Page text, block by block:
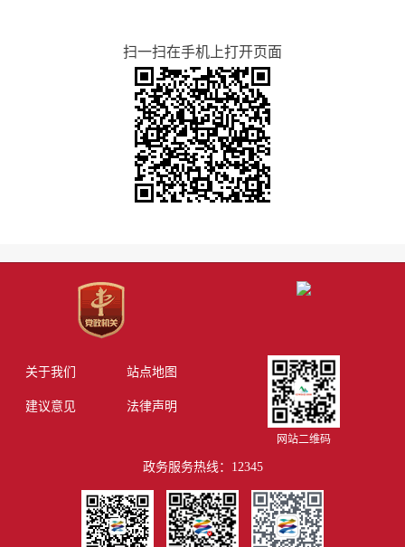
扫一扫在手机上打开页面
关于我们 站点地图
建议意见 法律声明
网站二维码
政务服务热线：12345